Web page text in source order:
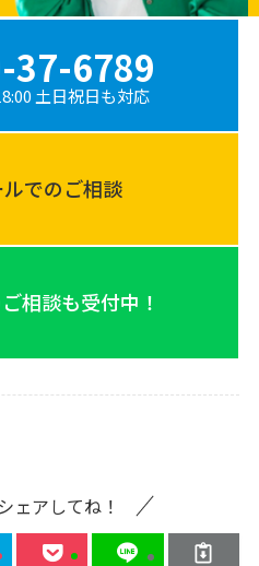
37-6789
土日祝日も対応
ルでのご相談
相談も受付中！
ェアしてね！